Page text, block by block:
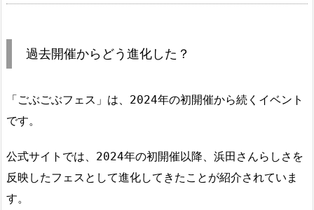
過去開催からどう進化した？
「ごぶごぶフェス」は、2024年の初開催から続くイベント
です。
公式サイトでは、2024年の初開催以降、浜田さんらしさを
反映したフェスとして進化してきたことが紹介されていま
す。